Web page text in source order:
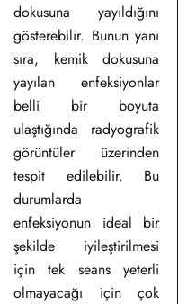
dokusuna yayıldığını
gösterebilir. Bunun yanı
sıra, kemik dokusuna
yayılan enfeksiyonlar
belli bir boyuta
ulaştığında radyografik
görüntüler üzerinden
tespit edilebilir. Bu
durumlarda
enfeksiyonun ideal bir
şekilde iyileştirilmesi
için tek seans yeterli
olmayacağı için çok